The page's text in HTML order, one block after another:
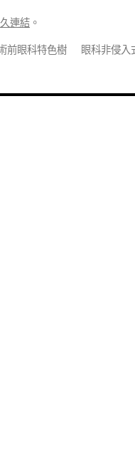
連結 。
前眼科特色樹
眼科非侵入